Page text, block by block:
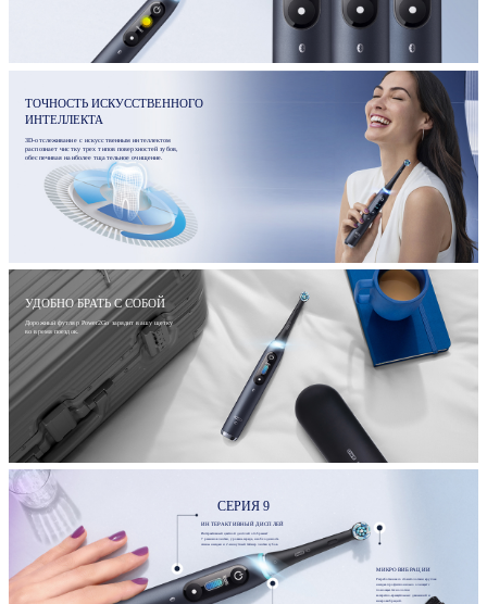
ТОЧНОСТЬ ИСКУССТВЕННОГО
ИНТЕЛЛЕКТА
3D-отслеживание с искусственным интеллектом
распознает чистку трех типов поверхностей зубов,
обеспечивая наиболее тщательное очищение.
УДОБНО БРАТЬ С СОБОЙ
Дорожный футляр Power2Go зарядит вашу щетку
во время поездок.
СЕРИЯ 9
ИНТЕРАКТИВНЫЙ ДИСПЛЕЙ
Интерактивный цветной дисплей отображает
7 режимов чистки, уровень заряда, необходимость
смены насадки и 2-минутный таймер чистки зубов.
МИКРОВИБРАЦИИ
Разработанная со стоматологами круглая
насадка профессионально очищает с
помощью технологии
возвратно-вращательных движений и
микровибраций.